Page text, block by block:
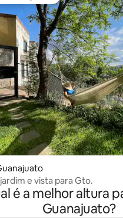
e vista para Gto.
é a melhor altura
Guanajuato?